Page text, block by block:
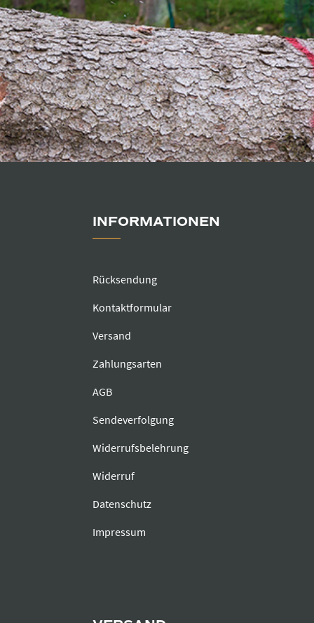
INFORMATIONEN
Rücksendung
Kontaktformular
Versand
Zahlungsarten
AGB
Sendeverfolgung
Widerrufsbelehrung
Widerruf
Datenschutz
Impressum